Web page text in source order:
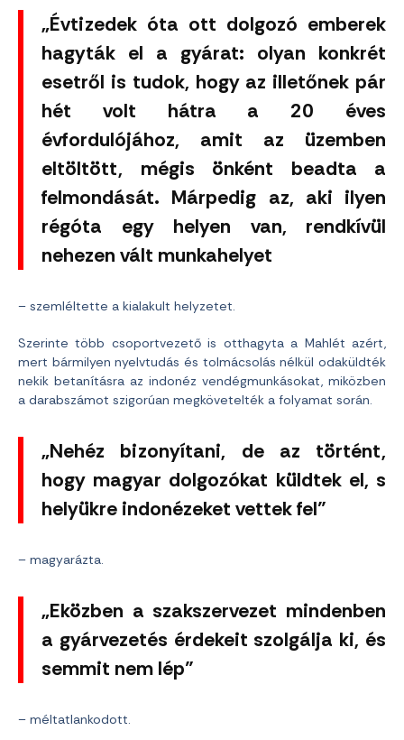
„Évtizedek óta ott dolgozó emberek
hagyták el a gyárat: olyan konkrét
esetről is tudok, hogy az illetőnek pár
hét volt hátra a 20 éves
évfordulójához, amit az üzemben
eltöltött, mégis önként beadta a
felmondását. Márpedig az, aki ilyen
régóta egy helyen van, rendkívül
nehezen vált munkahelyet
– szemléltette a kialakult helyzetet.
Szerinte több csoportvezető is otthagyta a Mahlét azért,
mert bármilyen nyelvtudás és tolmácsolás nélkül odaküldték
nekik betanításra az indonéz vendégmunkásokat, miközben
a darabszámot szigorúan megkövetelték a folyamat során.
„Nehéz bizonyítani, de az történt,
hogy magyar dolgozókat küldtek el, s
helyükre indonézeket vettek fel”
– magyarázta.
„Eközben a szakszervezet mindenben
a gyárvezetés érdekeit szolgálja ki, és
semmit nem lép”
– méltatlankodott.